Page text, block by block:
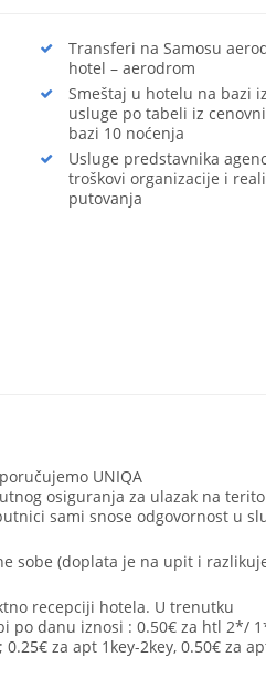
Transferi na Samosu
hotel – aerodrom
Smeštaj u hotelu na bazi
usluge po tabeli iz
bazi 10 noćenja
Usluge predstavnika
troškovi organizacije i
putovanja
UNIQA
osiguranja za ulazak na
sami snose odgovornost u
sobe (doplata je na upit i
recepciji hotela. U trenutku
po danu iznosi : 0.50€ za htl 2*/
za apt 1key-2key, 0.50€ za